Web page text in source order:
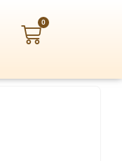
0
Carrinho